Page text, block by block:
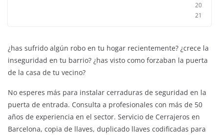
20
21
¿has sufrido algún robo en tu hogar recientemente? ¿crece la
inseguridad en tu barrio? ¿has visto como forzaban la puerta
de la casa de tu vecino?
No esperes más para instalar cerraduras de seguridad en la
puerta de entrada. Consulta a profesionales con más de 50
años de experiencia en el sector. Servicio de Cerrajeros en
Barcelona, copia de llaves, duplicado llaves codificadas para